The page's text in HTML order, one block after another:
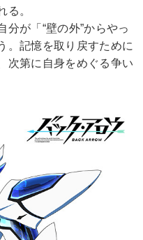
る。
が「“壁の外”からやっ
。記憶を取り戻すために
次第に自身をめぐる争い